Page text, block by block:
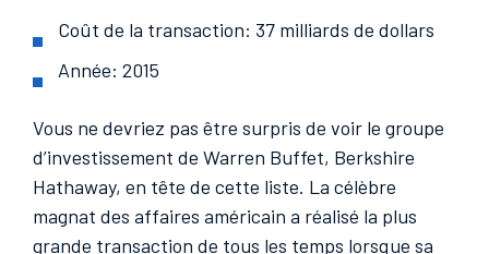
Coût de la transaction: 37 milliards de dollars
Année: 2015
Vous ne devriez pas être surpris de voir le groupe
d’investissement de Warren Buffet, Berkshire
Hathaway, en tête de cette liste. La célèbre
magnat des affaires américain a réalisé la plus
grande transaction de tous les temps lorsque sa